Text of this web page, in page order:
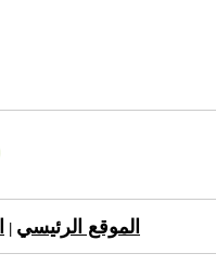
الموقع الرئيسي